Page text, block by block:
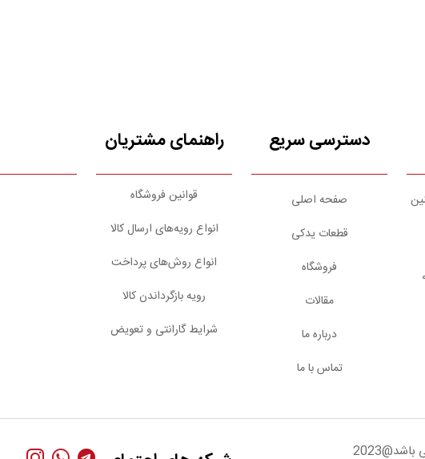
دسترسی سریع
صفحه اصلی
قطعات یدکی
فروشگاه
مقالات
درباره ما
تماس با ما
راهنمای مشتریان
قوانین فروشگاه
انواع رویه‌های ارسال کالا
انواع روش‌های پرداخت
رویه بازگرداندن کالا
شرایط گارانتی و تعویض